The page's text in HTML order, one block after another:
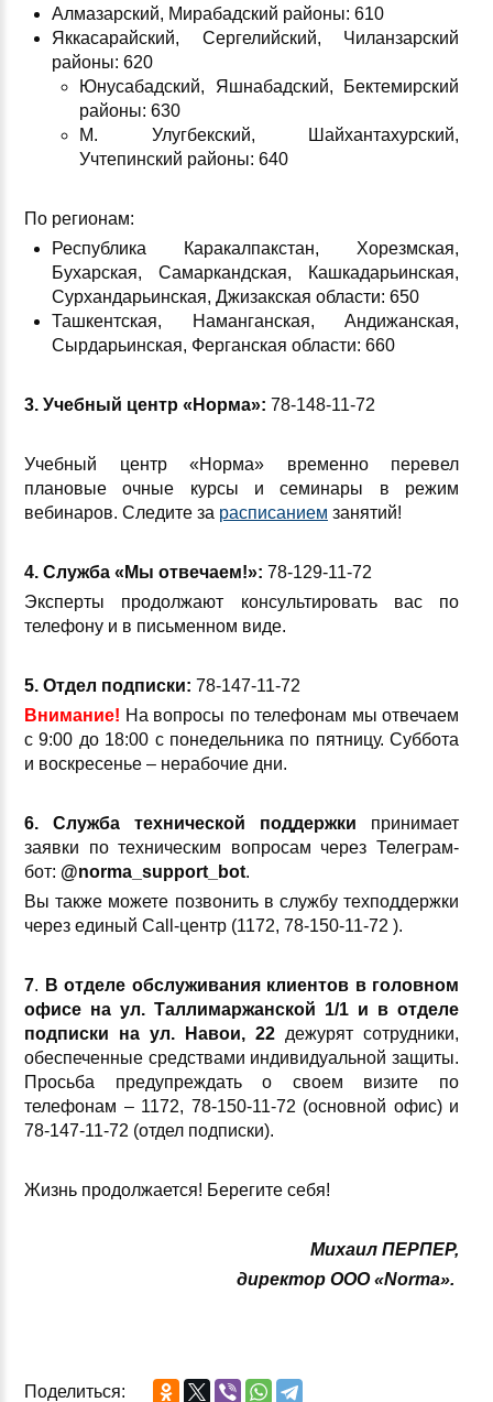
Алмазарский, Мирабадский районы: 610
Яккасарайский, Сергелийский, Чиланзарский
районы: 620
Юнусабадский, Яшнабадский, Бектемирский
районы: 630
М. Улугбекский, Шайхантахурский,
Учтепинский районы: 640
По регионам:
Республика Каракалпакстан, Хорезмская,
Бухарская, Самаркандская, Кашкадарьинская,
Сурхандарьинская, Джизакская области: 650
Ташкентская, Наманганская, Андижанская,
Сырдарьинская, Ферганская области: 660
3. Учебный центр «Норма»: 78-148-11-72
Учебный центр «Норма» временно перевел
плановые очные курсы и семинары в режим
вебинаров. Следите за расписанием занятий!
4. Служба «Мы отвечаем!»: 78-129-11-72
Эксперты продолжают консультировать вас по
телефону и в письменном виде.
5. Отдел подписки: 78-147-11-72
Внимание! На вопросы по телефонам мы отвечаем
с 9:00 до 18:00 с понедельника по пятницу. Суббота
и воскресенье – нерабочие дни.
6. Служба технической поддержки принимает
заявки по техническим вопросам через Телеграм-
бот: @norma_ support_ bot.
Вы также можете позвонить в службу техподдержки
через единый Call-центр (1172, 78-150-11-72 ).
7. В отделе обслуживания клиентов в головном
офисе на ул. Таллимаржанской 1/1 и в отделе
подписки на ул. Навои, 22 дежурят сотрудники,
обеспеченные средствами индивидуальной защиты.
Просьба предупреждать о своем визите по
телефонам – 1172, 78-150-11-72 (основной офис) и
78-147-11-72 (отдел подписки).
Жизнь продолжается! Берегите себя!
Михаил ПЕРПЕР,
директор ООО «Norma».
Поделиться: